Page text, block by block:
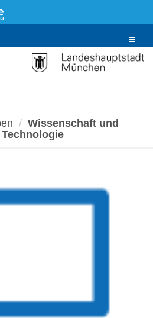
Toggle
Wissenschaft und
Technologie